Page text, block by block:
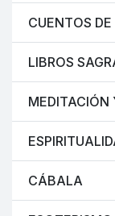
CUENTOS DE
LIBROS
MEDITACIÓN
CÁBALA